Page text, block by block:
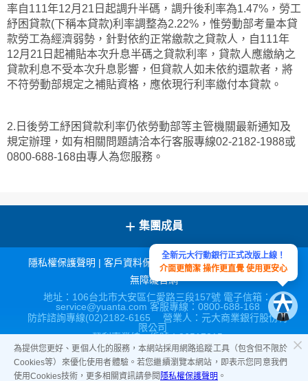
為提供您更好、更個人化的服務，本網站採用網路追蹤工具（包含但不限於
Cookies等）來優化使用者體驗。若您繼續瀏覽本網站，即表示您同意我們
使用Cookies技術，更多相關資訊請參閱 隱私權保護聲明 。
率自111年12月21日起調升半碼，調升後利率為1.47%，勞工
紓困貸款(下稱本貸款)利率調整為2.22%，惟勞動部考量本貸
款勞工為經濟弱勢，針對依約正常繳款之貸款人，自111年
12月21日起補貼本次升息半碼之貸款利率，貸款人應繳納之
貸款利息不受本次升息影響，但貸款人如未依約還款者，將
不符勞動部規定之補貼資格，應依現行利率繳付本貸款。
2.日後勞工紓困貸款利率仍依勞動部等主管機關最新通知及
規定辦理，如有相關問題請洽本行客服專線02-2182-1988或
0800-688-168由專人為您服務。
+ 集團成員
隱私權保護聲明 | 客戶資料保密措施|宣導連結|網站導覽|
無障礙官網
地址：106台北市大安區仁愛路三段157號 電子信箱：
service@yuanta.com 客服專線：0800-688-168
防詐諮詢專線(02)2182-6165 營業人：元大商業銀行股份有
限公司
營利事業統一編號：86517315
全新元大行動銀行正式改版上線！
介面更簡潔 操作更直覺 使用更安心